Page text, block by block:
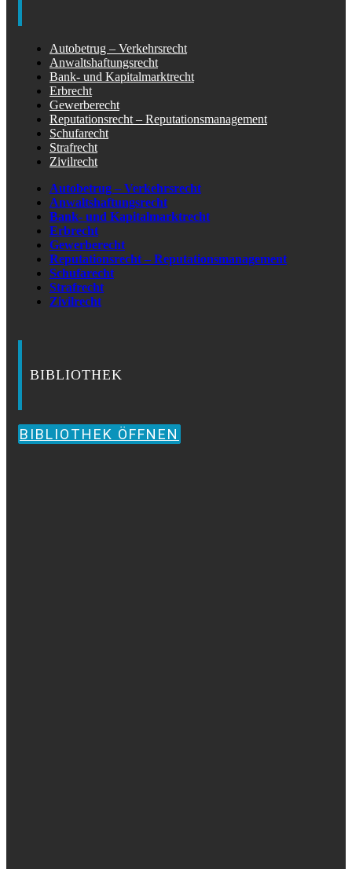
Autobetrug – Verkehrsrecht
Anwaltshaftungsrecht
Bank- und Kapitalmarktrecht
Erbrecht
Gewerberecht
Reputationsrecht – Reputationsmanagement
Schufarecht
Strafrecht
Zivilrecht
Autobetrug – Verkehrsrecht
Anwaltshaftungsrecht
Bank- und Kapitalmarktrecht
Erbrecht
Gewerberecht
Reputationsrecht – Reputationsmanagement
Schufarecht
Strafrecht
Zivilrecht
BIBLIOTHEK
BIBLIOTHEK ÖFFNEN